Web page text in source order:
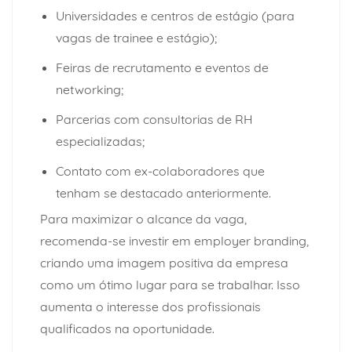
Universidades e centros de estágio (para
vagas de trainee e estágio);
Feiras de recrutamento e eventos de
networking;
Parcerias com consultorias de RH
especializadas;
Contato com ex-colaboradores que
tenham se destacado anteriormente.
Para maximizar o alcance da vaga,
recomenda-se investir em employer branding,
criando uma imagem positiva da empresa
como um ótimo lugar para se trabalhar. Isso
aumenta o interesse dos profissionais
qualificados na oportunidade.